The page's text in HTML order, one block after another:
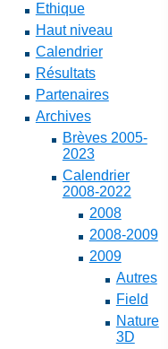
Ethique
Haut niveau
Calendrier
Résultats
Partenaires
Archives
Brèves 2005-
2023
Calendrier
2008-2022
2008
2008-2009
2009
Autres
Field
Nature
3D